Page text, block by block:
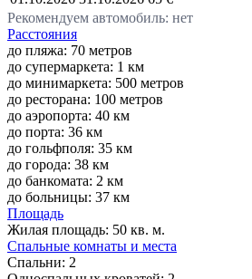
Рекомендуем автомобиль: нет
Расстояния
до пляжа: 70 метров
до супермаркета: 1 км
до минимаркета: 500 метров
до ресторана: 100 метров
до аэропорта: 40 км
до порта: 36 км
до гольфполя: 35 км
до города: 38 км
до банкомата: 2 км
до больницы: 37 км
Площадь
Жилая площадь: 50 кв. м.
Спальные комнаты и места
Спальни: 2